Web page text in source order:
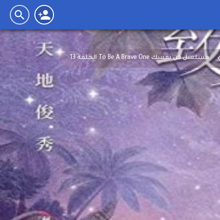
مسلسل كن نفسك To Be A Brave One الحلقة 13